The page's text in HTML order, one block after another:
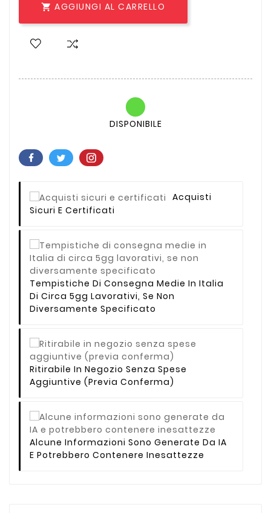
 AGGIUNGI AL CARRELLO
DISPONIBILE
Acquisti
Sicuri E Certificati
Tempistiche Di Consegna Medie In Italia
Di Circa 5gg Lavorativi, Se Non
Diversamente Specificato
Ritirabile In Negozio Senza Spese
Aggiuntive (previa Conferma)
Alcune Informazioni Sono Generate Da IA
E Potrebbero Contenere Inesattezze